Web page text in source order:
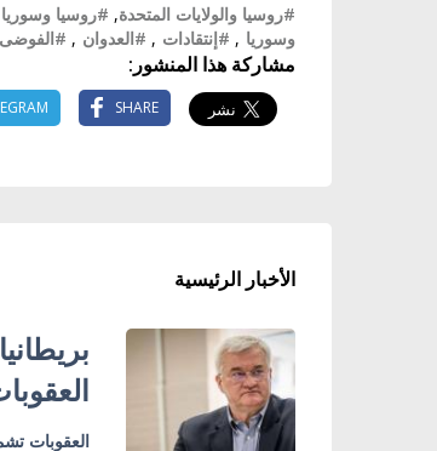
#روسيا والولايات المتحدة, #روسيا وسوريا
وسوريا , #إنتقادات , #العدوان , #الفوضى
مشاركة هذا المنشور:
SHARE
الأخبار الرئيسية